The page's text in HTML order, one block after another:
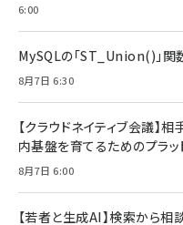
6:00
MySQLの「ST_Union()」関
8月7日 6:30
【クラウドネイティブ会議】
内基盤を育てるためのプラッ
8月7日 6:00
【若者と生成AI】検索から